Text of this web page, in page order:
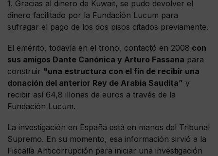
1. Gracias al dinero de Kuwait, se pudo devolver el
dinero facilitado por la Fundación Lucum para
sufragar el pago de los dos pisos citados previamente.
El emérito, todavía en el trono, contactó en 2008 con
sus amigos Dante Canónica y Arturo Fassana para
construir "una estructura con el fin de recibir una
donación del anterior Rey de Arabia Saudita” y
recibir así 64,8 illones de euros a través de la
Fundación Lucum.
La investigación en España está en manos del Tribunal
Supremo. En su momento, esa información sirvió a la
Fiscalía Anticorrupción para iniciar una investigación